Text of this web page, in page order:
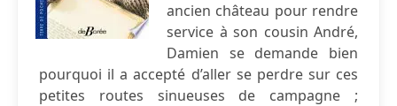
ancien château pour rendre
service à son cousin André,
Damien se demande bien
pourquoi il a accepté d’aller se perdre sur ces
petites routes sinueuses de campagne ;